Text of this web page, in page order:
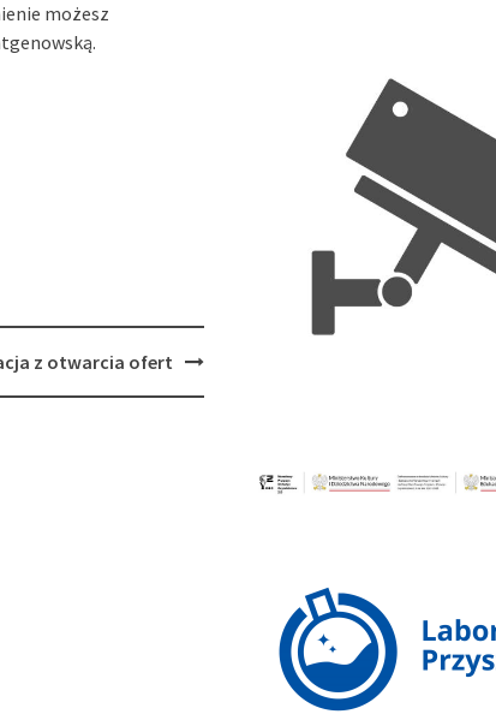
możesz
z otwarcia ofert